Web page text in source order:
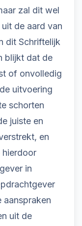
zal dit wel
de aard van
dit Schriftelijk
blijkt dat de
of onvolledig
uitvoering
schorten
juiste en
en
hierdoor
in
aanspraken
uit de